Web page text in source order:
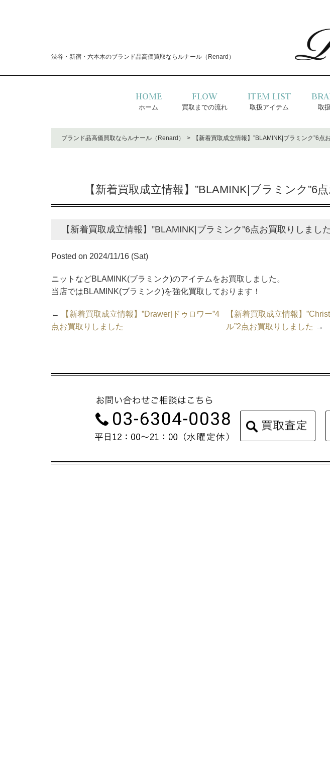
渋谷・新宿・六本木のブランド品高価買取ならルナール（Renard）
HOME
ホーム
FLOW
買取までの流れ
ITEM LIST
取扱アイテム 取
ブランド品高価買取ならルナール（Renard） 【新着買取成立情報】”BLAMINK|ブラミンク”6点
【新着買取成立情報】”BLAMINK|ブラミンク”6
【新着買取成立情報】”BLAMINK|ブラミンク”6点お買取りしました
Posted on 2024/11/16 (Sat)
ニットなどBLAMINK(ブラミンク)のアイテムをお買取しました。
当店ではBLAMINK(ブラミンク)を強化買取しております！
←
【新着買取成立情報】”Drawer|ドゥロワー”4
点お買取りしました
【新着買取成立情報】
ル”2点お買取りしました →